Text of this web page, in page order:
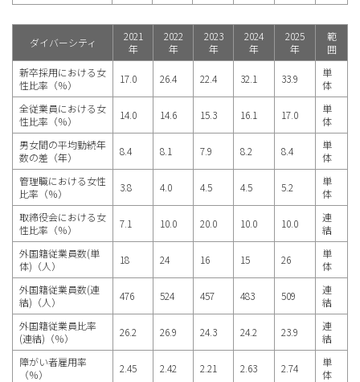
ダイバーシティ
2021
年
2022
年
2023
年
2024
年
2025
年
範
囲
新卒採用における女
性比率（％）
17.0 26.4 22.4 32.1 33.9
単
体
全従業員における女
性比率（％）
14.0 14.6 15.3 16.1 17.0
単
体
男女間の平均勤続年
数の差（年）
8.4 8.1 7.9 8.2 8.4
単
体
管理職における女性
比率（％）
3.8 4.0 4.5 4.5 5.2
単
体
取締役会における女
性比率（％）
7.1 10.0 20.0 10.0 10.0
連
結
外国籍従業員数(単
体)（人）
18 24 16 15 26
単
体
外国籍従業員数(連
結)（人）
476 524 457 483 509
連
結
外国籍従業員比率
(連結)（％）
26.2 26.9 24.3 24.2 23.9
連
結
障がい者雇用率
（％）
2.45 2.42 2.21 2.63 2.74
単
体